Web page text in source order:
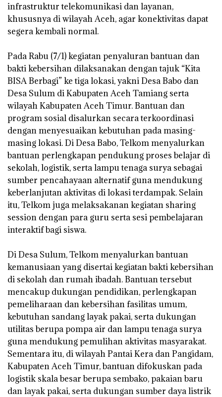
infrastruktur telekomunikasi dan layanan,
khususnya di wilayah Aceh, agar konektivitas dapat
segera kembali normal.
‎Pada Rabu (7/1) kegiatan penyaluran bantuan dan
bakti kebersihan dilaksanakan dengan tajuk “Kita
BISA Berbagi” ke tiga lokasi, yakni Desa Babo dan
Desa Sulum di Kabupaten Aceh Tamiang serta
wilayah Kabupaten Aceh Timur. Bantuan dan
program sosial disalurkan secara terkoordinasi
dengan menyesuaikan kebutuhan pada masing-
masing lokasi. Di Desa Babo, Telkom menyalurkan
bantuan perlengkapan pendukung proses belajar di
sekolah, logistik, serta lampu tenaga surya sebagai
sumber pencahayaan alternatif guna mendukung
keberlanjutan aktivitas di lokasi terdampak. Selain
itu, Telkom juga melaksakanan kegiatan sharing
session dengan para guru serta sesi pembelajaran
interaktif bagi siswa.
‎Di Desa Sulum, Telkom menyalurkan bantuan
kemanusiaan yang disertai kegiatan bakti kebersihan
di sekolah dan rumah ibadah. Bantuan tersebut
mencakup dukungan pendidikan, perlengkapan
pemeliharaan dan kebersihan fasilitas umum,
kebutuhan sandang layak pakai, serta dukungan
utilitas berupa pompa air dan lampu tenaga surya
guna mendukung pemulihan aktivitas masyarakat.
Sementara itu, di wilayah Pantai Kera dan Pangidam,
Kabupaten Aceh Timur, bantuan difokuskan pada
logistik skala besar berupa sembako, pakaian baru
dan layak pakai, serta dukungan sumber daya listrik